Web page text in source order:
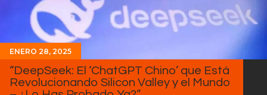
Equipo
Sobre Nosotros
Contactos
ENERO 28, 2025
“DeepSeek: El ‘ChatGPT Chino’ que Está
Revolucionando Silicon Valley y el Mundo